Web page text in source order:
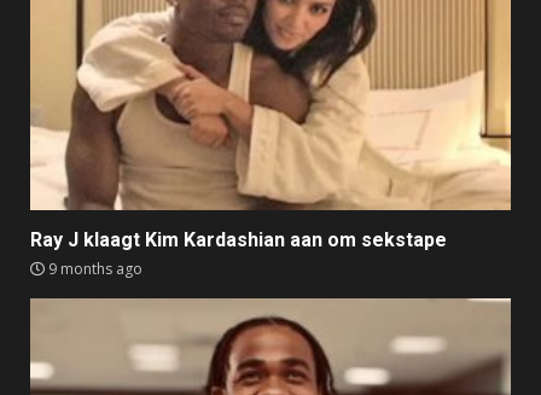
Ray J klaagt Kim Kardashian aan om sekstape
9 months ago